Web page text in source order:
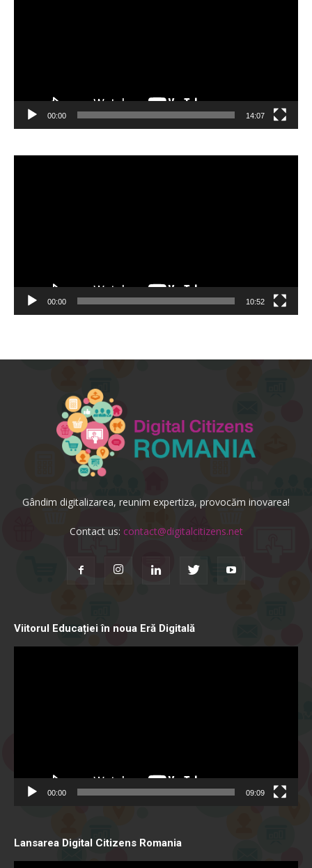
00:00 14:07
00:00 10:52
Gândim digitalizarea, reunim expertiza, provocăm inovarea!
Contact us: contact@digitalcitizens.net
Viitorul Educației în noua Eră Digitală
00:00 09:09
Lansarea Digital Citizens Romania